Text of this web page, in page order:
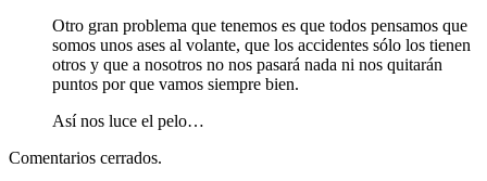
Otro gran problema que tenemos es que todos pensamos que
somos unos ases al volante, que los accidentes sólo los tienen
otros y que a nosotros no nos pasará nada ni nos quitarán
puntos por que vamos siempre bien.
Así nos luce el pelo…
Comentarios cerrados.